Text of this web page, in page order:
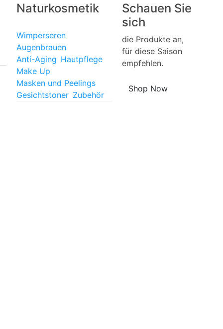
Naturkosmetik
Wimperseren
Augenbrauen
Anti-Aging Hautpflege
Make Up
Masken und Peelings
Gesichtstoner Zubehör
Schauen Sie
sich
die Produkte an,
für diese Saison
empfehlen.
Shop Now